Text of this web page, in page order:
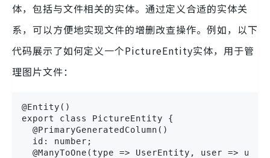
体，包括与文件相关的实体。通过定义合适的实体关
系，可以方便地实现文件的增删改查操作。例如，以下
代码展示了如何定义一个PictureEntity实体，用于管
理图片文件：
@Entity()
export class PictureEntity {
  @PrimaryGeneratedColumn()
  id: number;
@ManyToOne(type => UserEntity, user =>